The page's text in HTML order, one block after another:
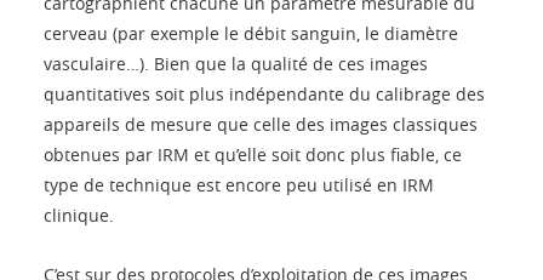
cerveau (par exemple le débit sanguin, le diamètre
vasculaire…). Bien que la qualité de ces images
quantitatives soit plus indépendante du calibrage des
appareils de mesure que celle des images classiques
obtenues par IRM et qu’elle soit donc plus fiable, ce
type de technique est encore peu utilisé en IRM
clinique.
C’est sur des protocoles d’exploitation de ces images